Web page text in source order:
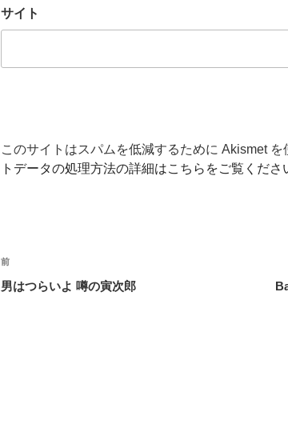
サイト
このサイトはスパムを低減するために Akismet を
トデータの処理方法の詳細はこちらをご覧くださ
投
稿
前
の
前
男はつらいよ 噂の寅次郎